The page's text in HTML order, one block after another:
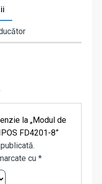
la „Modul de
FD4201-8”
cu *